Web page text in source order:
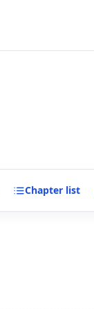
Chapter list